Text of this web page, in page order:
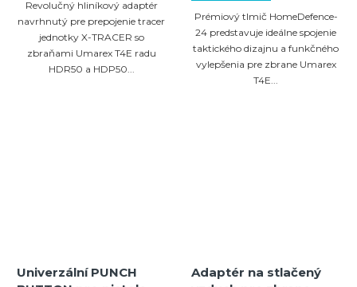
Revolučný hliníkový adaptér
navrhnutý pre prepojenie tracer
jednotky X-TRACER so
zbraňami Umarex T4E radu
HDR50 a HDP50...
4,0
z
5
hviezdičiek.
Prémiový tlmič HomeDefence-
24 predstavuje ideálne spojenie
taktického dizajnu a funkčného
vylepšenia pre zbrane Umarex
T4E...
Univerzální PUNCH
Adaptér na stlačený